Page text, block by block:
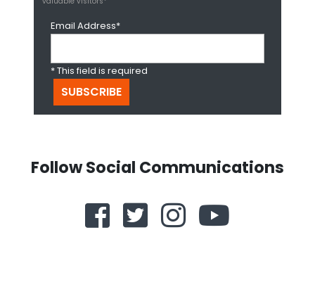
Email Address*
* This field is required
Follow Social Communications